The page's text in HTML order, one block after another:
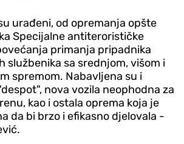
urađeni, od opremanja opšte
Specijalne antiterorističke
primanja pripadnika
službenika sa srednjom, višom i
spremom. Nabavljena su i
nova vozila neophodna za
kao i ostala oprema koja je
da bi brzo i efikasno djelovala -